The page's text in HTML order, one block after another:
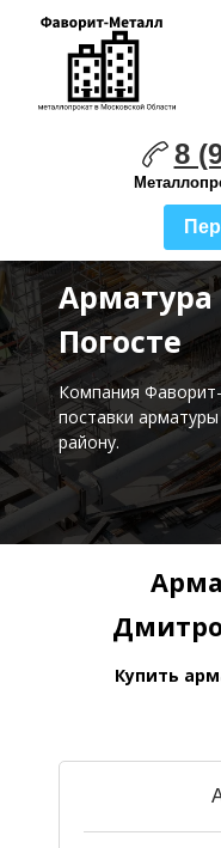
8
Погосте
Компания
поставки
району.
Купить